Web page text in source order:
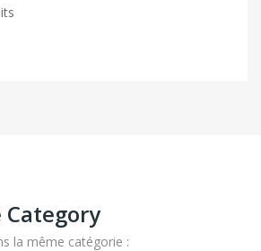
Category
la même catégorie :